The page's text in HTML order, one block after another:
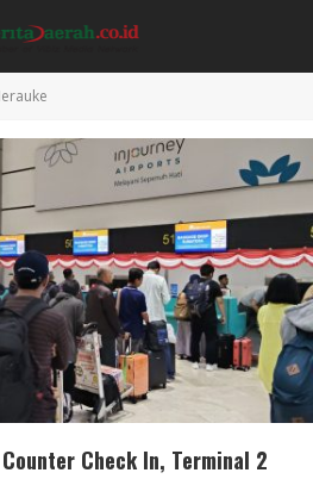
Check In, Terminal 2